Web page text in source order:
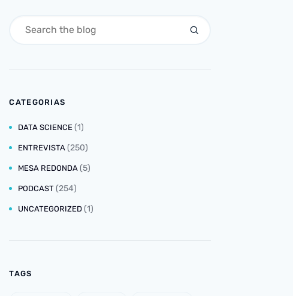
CATEGORIAS
DATA SCIENCE (1)
ENTREVISTA (250)
MESA REDONDA (5)
PODCAST (254)
UNCATEGORIZED (1)
TAGS